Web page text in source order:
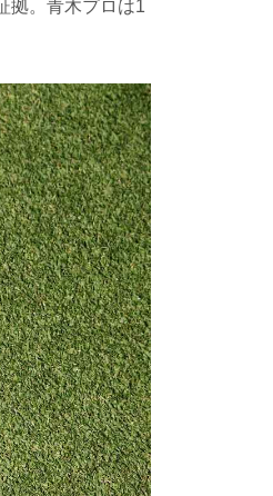
拠。青木プロは1